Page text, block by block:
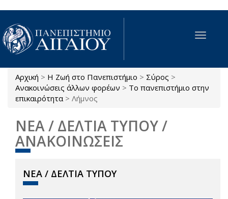
Παράκαμψη προς το κυρίως περιεχόμενο
Toggle
Είστε εδώ
Αρχική > Η Ζωή στο Πανεπιστήμιο > Σύρος >
Ανακοινώσεις άλλων φορέων > Το πανεπιστήμιο στην
επικαιρότητα > Λήμνος
ΝΕΑ / ΔΕΛΤΙΑ ΤΥΠΟΥ /
ΑΝΑΚΟΙΝΩΣΕΙΣ
ΝΕΑ / ΔΕΛΤΙΑ ΤΥΠΟΥ